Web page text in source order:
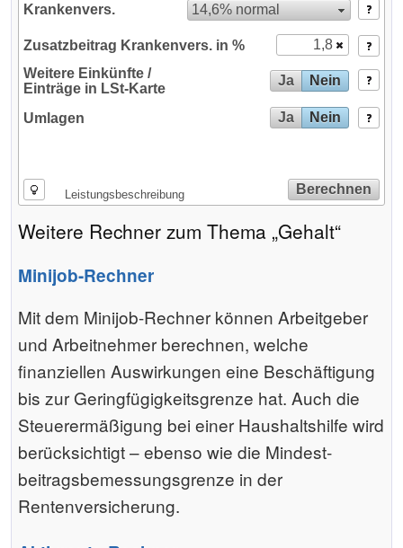
Krankenvers. 14,6% normal
Zusatzbeitrag Krankenvers. in %
Weitere Einkünfte /
Einträge in LSt-Karte
Ja Nein
Umlagen Ja Nein
Leistungsbeschreibung Berechnen
Weitere Rechner zum Thema „Gehalt“
Minijob-Rechner
Mit dem Minijob-Rechner können Arbeitgeber
und Arbeitnehmer berechnen, welche
finanziellen Auswirkungen eine Beschäftigung
bis zur Gering­fü­gig­keits­grenze hat. Auch die
Steuerermäßigung bei einer Haushaltshilfe wird
berücksichtigt – ebenso wie die Mindest­
beitrags­bemessungs­grenze in der
Rentenversicherung.